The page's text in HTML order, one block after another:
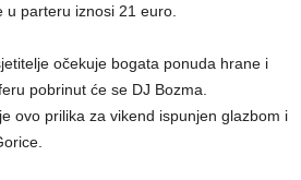
parteru iznosi 21 euro.
očekuje bogata ponuda hrane i
pobrinut će se DJ Bozma.
ovo prilika za vikend ispunjen glazbom i